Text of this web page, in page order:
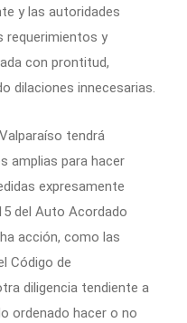
y las autoridades
requerimientos y
con prontitud,
dilaciones innecesarias.
tendrá
amplias para hacer
expresamente
del Auto Acordado
acción, como las
Código de
diligencia tendiente a
ordenado hacer o no